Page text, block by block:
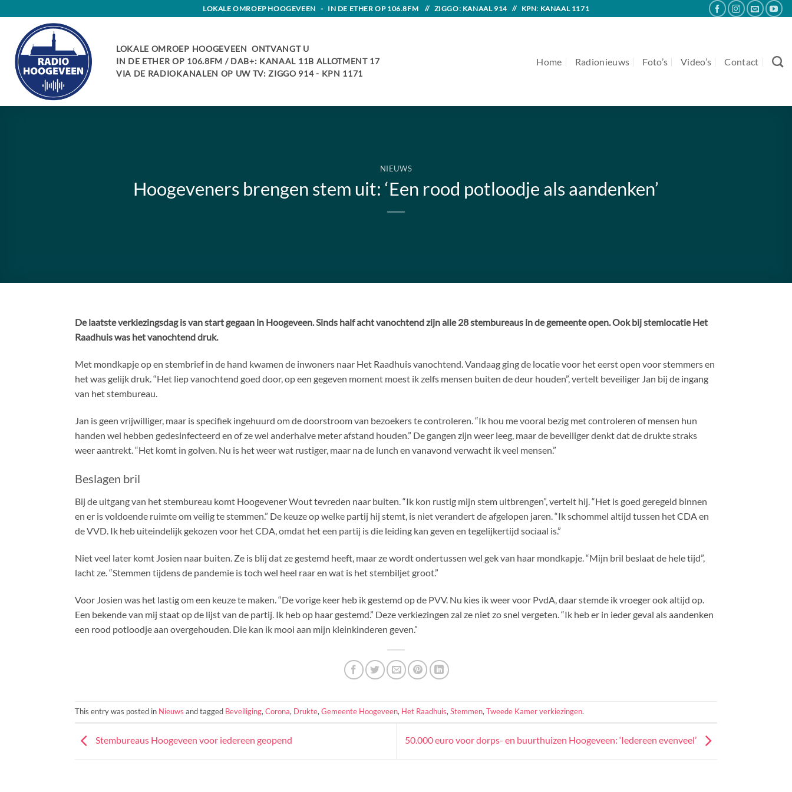
content
LOKALE OMROEP HOOGEVEEN - IN DE ETHER OP 106.8FM // ZIGGO: KANAAL 914 // KPN: KANAAL 1171
LOKALE OMROEP HOOGEVEEN ONTVANGT U
IN DE ETHER OP 106.8FM / DAB+: KANAAL 11B ALLOTMENT 17
VIA DE RADIOKANALEN OP UW TV: ZIGGO 914 - KPN 1171
Home Radionieuws Foto’s Video’s Contact
NIEUWS
Hoogeveners brengen stem uit: ‘Een rood potloodje als aandenken’
De laatste verkiezingsdag is van start gegaan in Hoogeveen.Sinds half acht vanochtend zijn alle 28 stembureaus in de gemeente open. Ook bij stemlocatie Het
Raadhuis was het vanochtend druk.
Met mondkapje op en stembrief in de hand kwamen de inwoners naar Het Raadhuis vanochtend. Vandaag ging de locatie voor het eerst open voor stemmers en
het was gelijk druk. “Het liep vanochtend goed door, op een gegeven moment moest ik zelfs mensen buiten de deur houden”, vertelt beveiliger Jan bij de ingang
van het stembureau.
Jan is geen vrijwilliger, maar is specifiek ingehuurd om de doorstroom van bezoekers te controleren. “Ik hou me vooral bezig met controleren of mensen hun
handen wel hebben gedesinfecteerd en of ze wel anderhalve meter afstand houden.” De gangen zijn weer leeg, maar de beveiliger denkt dat de drukte straks
weer aantrekt. “Het komt in golven. Nu is het weer wat rustiger, maar na de lunch en vanavond verwacht ik veel mensen.”
Beslagen bril
Bij de uitgang van het stembureau komt Hoogevener Wout tevreden naar buiten. “Ik kon rustig mijn stem uitbrengen”, vertelt hij. “Het is goed geregeld binnen
en er is voldoende ruimte om veilig te stemmen.” De keuze op welke partij hij stemt, is niet verandert de afgelopen jaren. “Ik schommel altijd tussen het CDA en
de VVD. Ik heb uiteindelijk gekozen voor het CDA, omdat het een partij is die leiding kan geven en tegelijkertijd sociaal is.”
Niet veel later komt Josien naar buiten. Ze is blij dat ze gestemd heeft, maar ze wordt ondertussen wel gek van haar mondkapje. “Mijn bril beslaat de hele tijd”,
lacht ze. “Stemmen tijdens de pandemie is toch wel heel raar en wat is het stembiljet groot.”
Voor Josien was het lastig om een keuze te maken. “De vorige keer heb ik gestemd op de PVV. Nu kies ik weer voor PvdA, daar stemde ik vroeger ook altijd op.
Een bekende van mij staat op de lijst van de partij. Ik heb op haar gestemd.” Deze verkiezingen zal ze niet zo snel vergeten. “Ik heb er in ieder geval als aandenken
een rood potloodje aan overgehouden. Die kan ik mooi aan mijn kleinkinderen geven.”
This entry was posted in Nieuws and tagged Beveiliging,Corona, Drukte,Gemeente Hoogeveen, Het Raadhuis,Stemmen,Tweede Kamer verkiezingen.
Stembureaus Hoogeveen voor iedereen geopend 50.000 euro voor dorps- en buurthuizen Hoogeveen: ‘Iedereen evenveel’